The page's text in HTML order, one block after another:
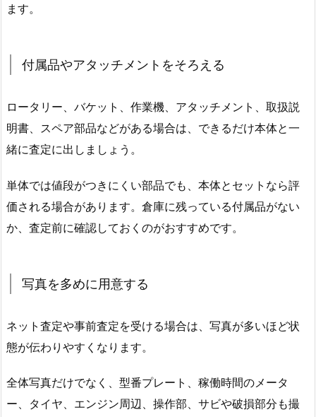
ます。
付属品やアタッチメントをそろえる
ロータリー、バケット、作業機、アタッチメント、取扱説
明書、スペア部品などがある場合は、できるだけ本体と一
緒に査定に出しましょう。
単体では値段がつきにくい部品でも、本体とセットなら評
価される場合があります。倉庫に残っている付属品がない
か、査定前に確認しておくのがおすすめです。
写真を多めに用意する
ネット査定や事前査定を受ける場合は、写真が多いほど状
態が伝わりやすくなります。
全体写真だけでなく、型番プレート、稼働時間のメータ
ー、タイヤ、エンジン周辺、操作部、サビや破損部分も撮